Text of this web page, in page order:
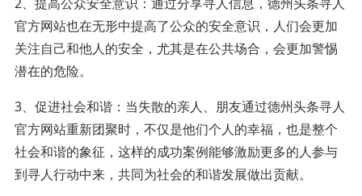
官方网站也在无形中提高了公众的安全意识，人们会更加
关注自己和他人的安全，尤其是在公共场合，会更加警惕
潜在的危险。
3、促进社会和谐：当失散的亲人、朋友通过德州头条寻人
官方网站重新团聚时，不仅是他们个人的幸福，也是整个
社会和谐的象征，这样的成功案例能够激励更多的人参与
到寻人行动中来，共同为社会的和谐发展做出贡献。